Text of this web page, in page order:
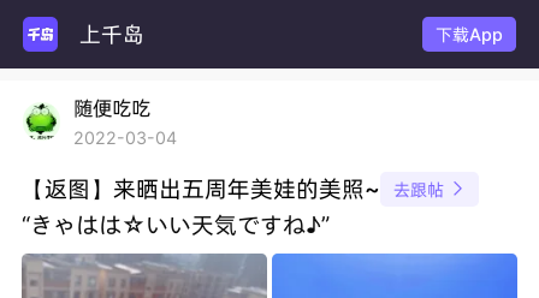
上千岛 下载App
随便吃吃
2022-03-04
【返图】来晒出五周年美娃的美照~ 去跟帖 
“きゃはは☆いい天気ですね♪”